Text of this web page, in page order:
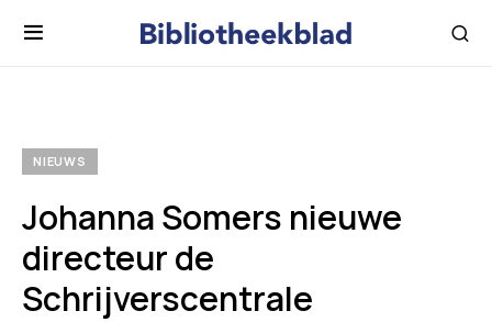
NIEUWS
Johanna Somers nieuwe
directeur de
Schrijverscentrale